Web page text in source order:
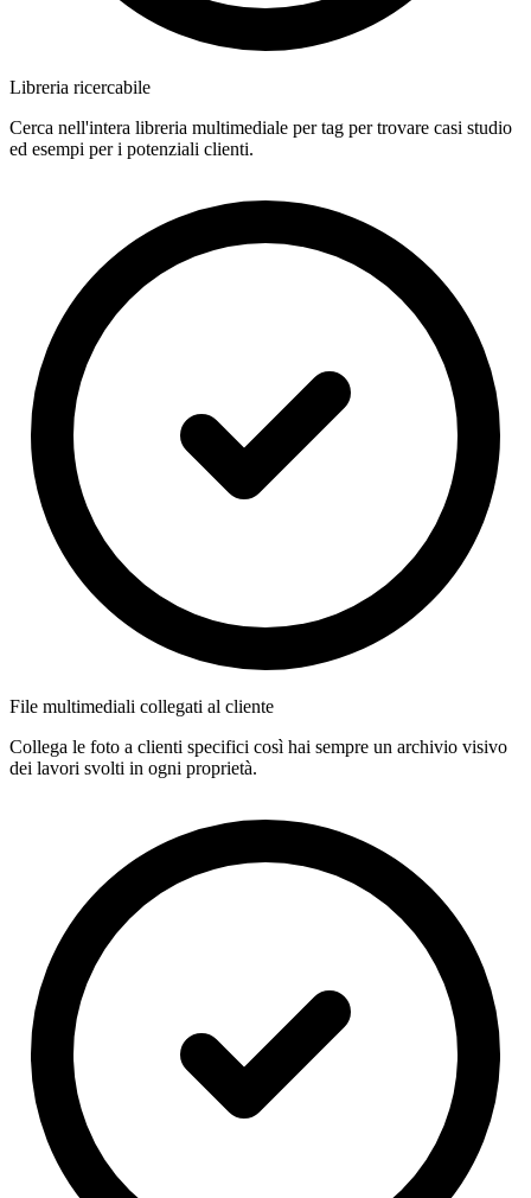
Libreria ricercabile
Cerca nell'intera libreria multimediale per tag per trovare casi studio
ed esempi per i potenziali clienti.
File multimediali collegati al cliente
Collega le foto a clienti specifici così hai sempre un archivio visivo
dei lavori svolti in ogni proprietà.